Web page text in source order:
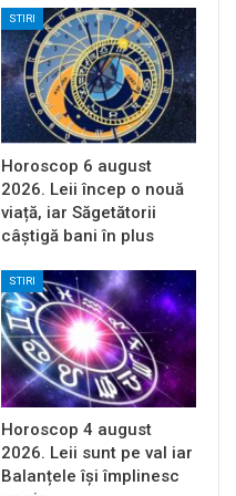
STIRI
Horoscop 6 august
2026. Leii încep o nouă
viață, iar Săgetătorii
câștigă bani în plus
STIRI
Horoscop 4 august
2026. Leii sunt pe val iar
Balanțele își împlinesc